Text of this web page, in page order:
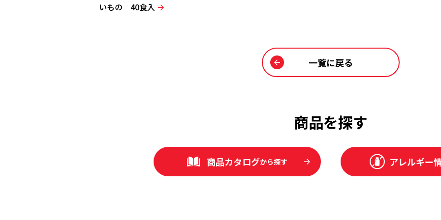
いもの 40食入
一覧に戻る
商品を探す
商品カタログから探す アレルギー